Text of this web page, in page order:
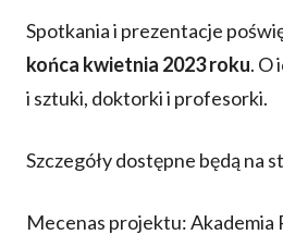
Spotkania i prezentacje
końca kwietnia 2023 roku. O
i sztuki, doktorki i profesorki.
Szczegóły dostępne będą na
Mecenas projektu: Akademia